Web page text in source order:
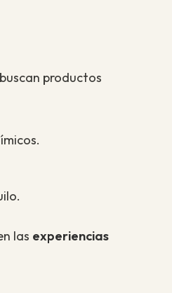
productos
las experiencias